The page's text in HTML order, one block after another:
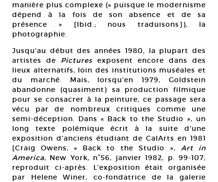
manière plus complexe (« puisque le modernisme
dépend à la fois de son absence et de sa
présence » [Ibid.; nous traduisons]), la
photographie.
Jusqu’au début des années 1980, la plupart des
artistes de Pictures exposent encore dans des
lieux alternatifs, loin des institutions muséales et
du marché. Mais, lorsqu’en 1979, Goldstein
abandonne (quasiment) sa production filmique
pour se consacrer à la peinture, ce passage sera
vécu par de nombreux critiques comme une
semi-déception. Dans « Back to the Studio », un
long texte polémique écrit à la suite d’une
exposition d’anciens étudiant de CalArts en 1981
[Craig Owens, « Back to the Studio », Art in
America, New York, n°56, janvier 1982, p. 99-107;
reproduit ci-après. L’exposition était organisée
par Helene Winer, co-fondatrice de la galerie